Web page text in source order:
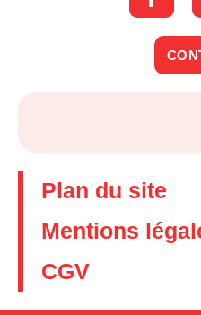
Plan du site
Mentions
CGV